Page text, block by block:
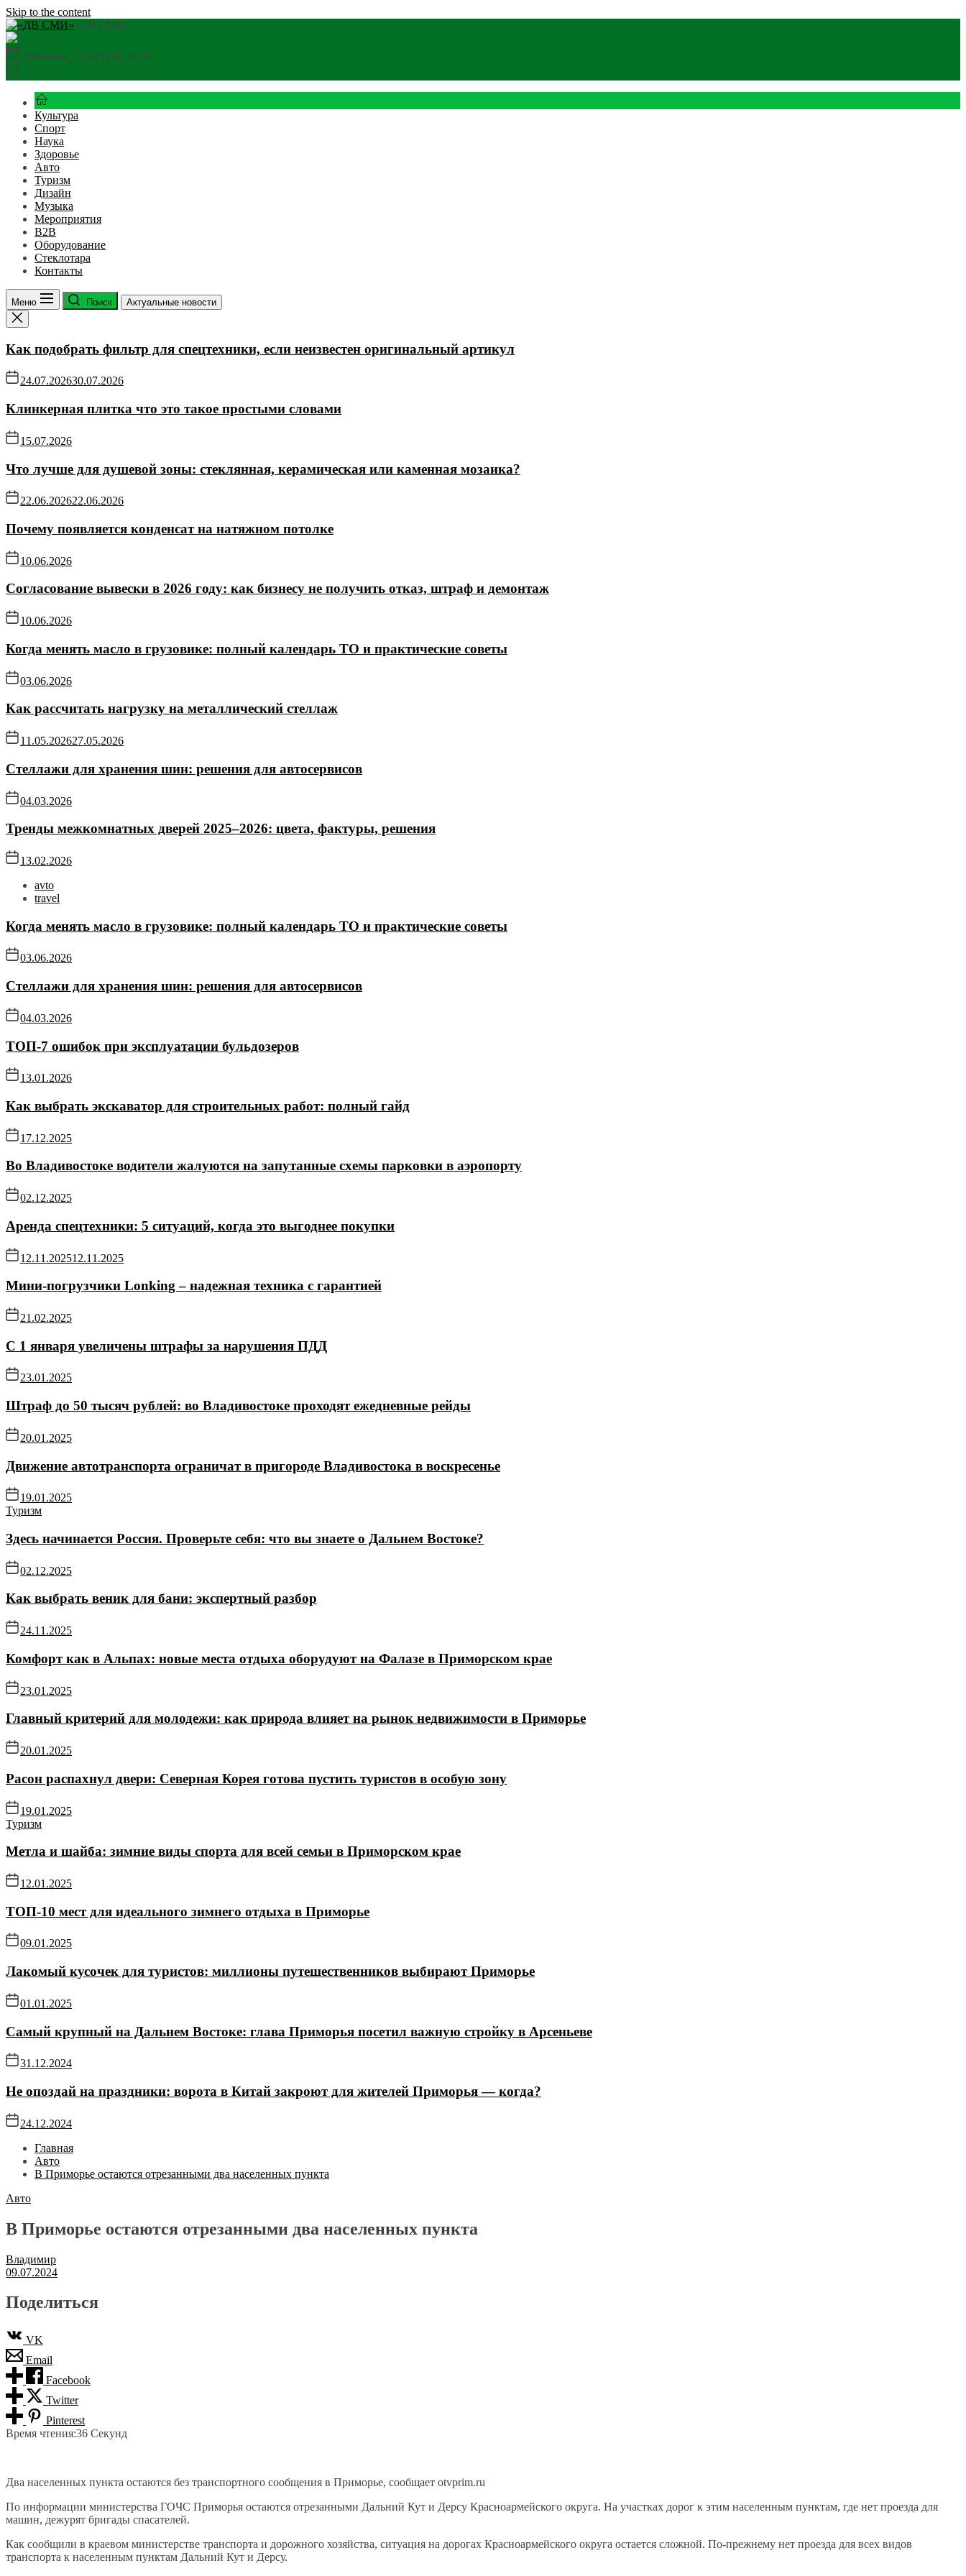
Skip to the content
«ДВ СМИ»
Пятница, 7 Августа, 2026
Культура
Спорт
Наука
Здоровье
Авто
Туризм
Дизайн
Музыка
Мероприятия
B2B
Оборудование
Стеклотара
Контакты
Меню Поиск Актуальные новости
Как подобрать фильтр для спецтехники, если неизвестен оригинальный артикул
24.07.202630.07.2026
Клинкерная плитка что это такое простыми словами
15.07.2026
Что лучше для душевой зоны: стеклянная, керамическая или каменная мозаика?
22.06.202622.06.2026
Почему появляется конденсат на натяжном потолке
10.06.2026
Согласование вывески в 2026 году: как бизнесу не получить отказ, штраф и демонтаж
10.06.2026
Когда менять масло в грузовике: полный календарь ТО и практические советы
03.06.2026
Как рассчитать нагрузку на металлический стеллаж
11.05.202627.05.2026
Стеллажи для хранения шин: решения для автосервисов
04.03.2026
Тренды межкомнатных дверей 2025–2026: цвета, фактуры, решения
13.02.2026
avto
travel
Когда менять масло в грузовике: полный календарь ТО и практические советы
03.06.2026
Стеллажи для хранения шин: решения для автосервисов
04.03.2026
ТОП-7 ошибок при эксплуатации бульдозеров
13.01.2026
Как выбрать экскаватор для строительных работ: полный гайд
17.12.2025
Во Владивостоке водители жалуются на запутанные схемы парковки в аэропорту
02.12.2025
Аренда спецтехники: 5 ситуаций, когда это выгоднее покупки
12.11.202512.11.2025
Мини-погрузчики Lonking – надежная техника с гарантией
21.02.2025
С 1 января увеличены штрафы за нарушения ПДД
23.01.2025
Штраф до 50 тысяч рублей: во Владивостоке проходят ежедневные рейды
20.01.2025
Движение автотранспорта ограничат в пригороде Владивостока в воскресенье
19.01.2025
Туризм
Здесь начинается Россия. Проверьте себя: что вы знаете о Дальнем Востоке?
02.12.2025
Как выбрать веник для бани: экспертный разбор
24.11.2025
Комфорт как в Альпах: новые места отдыха оборудуют на Фалазе в Приморском крае
23.01.2025
Главный критерий для молодежи: как природа влияет на рынок недвижимости в Приморье
20.01.2025
Расон распахнул двери: Северная Корея готова пустить туристов в особую зону
19.01.2025
Туризм
Метла и шайба: зимние виды спорта для всей семьи в Приморском крае
12.01.2025
ТОП-10 мест для идеального зимнего отдыха в Приморье
09.01.2025
Лакомый кусочек для туристов: миллионы путешественников выбирают Приморье
01.01.2025
Самый крупный на Дальнем Востоке: глава Приморья посетил важную стройку в Арсеньеве
31.12.2024
Не опоздай на праздники: ворота в Китай закроют для жителей Приморья — когда?
24.12.2024
Главная
Авто
В Приморье остаются отрезанными два населенных пункта
Авто
В Приморье остаются отрезанными два населенных пункта
Владимир
09.07.2024
Поделиться
VK
Email
Facebook
Twitter
Pinterest
Время чтения:36 Секунд
Два населенных пункта остаются без транспортного сообщения в Приморье, сообщает otvprim.ru
По информации министерства ГОЧС Приморья остаются отрезанными Дальний Кут и Дерсу Красноармейского округа. На участках дорог к этим населенным пунктам, где нет проезда для
машин, дежурят бригады спасателей.
Как сообщили в краевом министерстве транспорта и дорожного хозяйства, ситуация на дорогах Красноармейского округа остается сложной. По-прежнему нет проезда для всех видов
транспорта к населенным пунктам Дальний Кут и Дерсу.